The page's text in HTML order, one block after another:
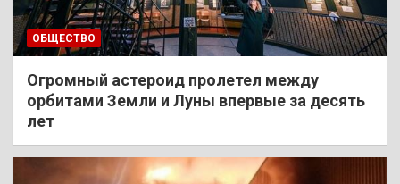
ОБЩЕСТВО
Огромный астероид пролетел между
орбитами Земли и Луны впервые за десять
лет